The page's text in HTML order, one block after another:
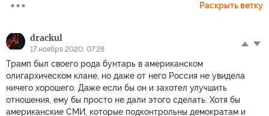
Раскрыть ветку
drackul
17 ноября 2020, 07:28
Трамп был своего рода бунтарь в американском
олигархическом клане, но даже от него Россия не увидела
ничего хорошего. Даже если бы он и захотел улучшить
отношения, ему бы просто не дали этого сделать. Хотя бы
американские СМИ, которые подконтрольны демократам и